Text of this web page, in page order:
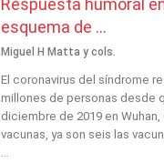
Respuesta humoral
esquema de ...
Miguel H Matta y cols.
El coronavirus del síndrome
millones de personas desde
diciembre de 2019 en
vacunas, ya son seis las
...